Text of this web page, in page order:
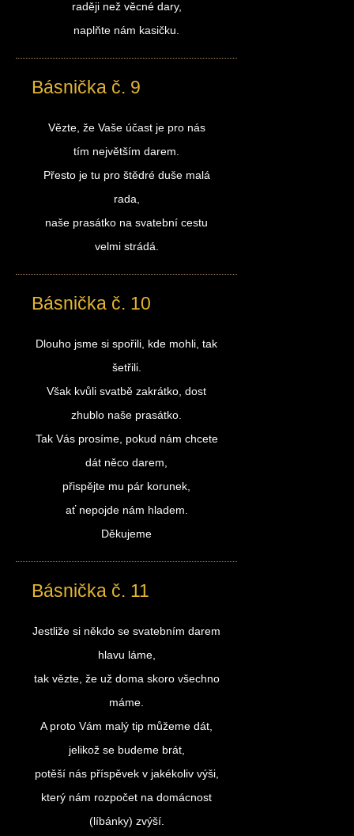
raději než věcné dary,
naplňte nám kasičku.
Básnička č. 9
Vězte, že Vaše účast je pro nás
tím největším darem.
Přesto je tu pro štědré duše malá
rada,
naše prasátko na svatební cestu
velmi strádá.
Básnička č. 10
Dlouho jsme si spořili, kde mohli, tak
šetřili.
Však kvůli svatbě zakrátko, dost
zhublo naše prasátko.
Tak Vás prosíme, pokud nám chcete
dát něco darem,
přispějte mu pár korunek,
ať nepojde nám hladem.
Děkujeme
Básnička č. 11
Jestliže si někdo se svatebním darem
hlavu láme,
tak vězte, že už doma skoro všechno
máme.
A proto Vám malý tip můžeme dát,
jelikož se budeme brát,
potěší nás příspěvek v jakékoliv výši,
který nám rozpočet na domácnost
(líbánky) zvýší.